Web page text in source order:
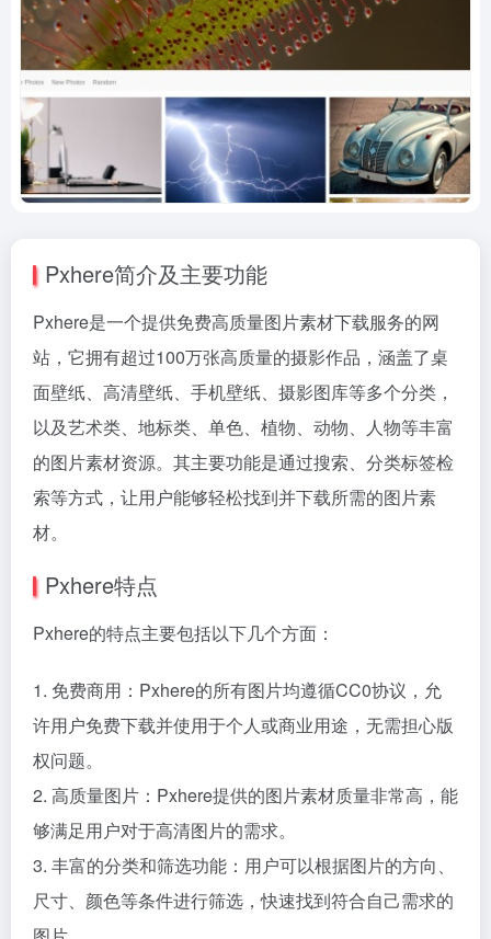
Pxhere简介及主要功能
Pxhere是一个提供免费高质量图片素材下载服务的网
站，它拥有超过100万张高质量的摄影作品，涵盖了桌
面壁纸、高清壁纸、手机壁纸、摄影图库等多个分类，
以及艺术类、地标类、单色、植物、动物、人物等丰富
的图片素材资源。其主要功能是通过搜索、分类标签检
索等方式，让用户能够轻松找到并下载所需的图片素
材。
Pxhere特点
Pxhere的特点主要包括以下几个方面：
1. 免费商用：Pxhere的所有图片均遵循CC0协议，允
许用户免费下载并使用于个人或商业用途，无需担心版
权问题。
2. 高质量图片：Pxhere提供的图片素材质量非常高，能
够满足用户对于高清图片的需求。
3. 丰富的分类和筛选功能：用户可以根据图片的方向、
尺寸、颜色等条件进行筛选，快速找到符合自己需求的